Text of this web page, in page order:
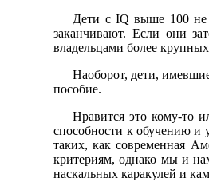
Дети с IQ выше 100 не
заканчивают. Если они
владельцами более
Наоборот, дети,
пособие.
Нравится это кому-то
способности к обучению и
таких, как современная
критериям, однако мы и
наскальных каракулей и